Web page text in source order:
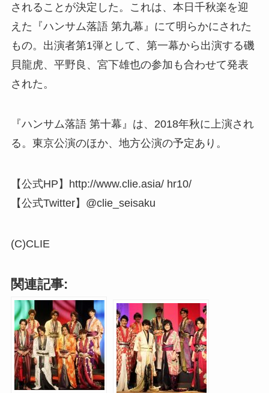
されることが決定した。これは、本日千秋楽を迎
えた『ハンサム落語 第九幕』にて明らかにされた
もの。出演者第1弾として、第一幕から出演する磯
貝龍虎、平野良、宮下雄也の参加も合わせて発表
された。
『ハンサム落語 第十幕』は、2018年秋に上演され
る。東京公演のほか、地方公演の予定あり。
【公式HP】http://www.clie.asia/ hr10/
【公式Twitter】@clie_seisaku
(C)CLIE
関連記事: